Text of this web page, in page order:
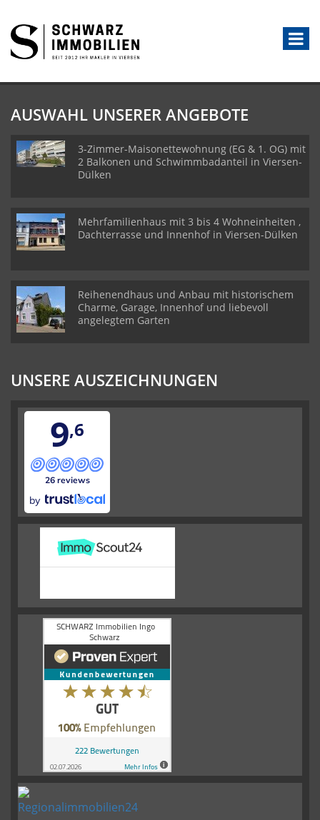
AUSWAHL UNSERER ANGEBOTE
3-Zimmer-Maisonettewohnung (EG & 1. OG) mit
2 Balkonen und Schwimmbadanteil in Viersen-
Dülken
Mehrfamilienhaus mit 3 bis 4 Wohneinheiten ,
Dachterrasse und Innenhof in Viersen-Dülken
Reihenendhaus und Anbau mit historischem
Charme, Garage, Innenhof und liebevoll
angelegtem Garten
UNSERE AUSZEICHNUNGEN
9,6
26 reviews
by